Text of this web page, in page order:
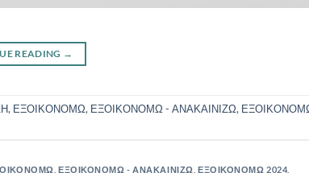
READING →
, ΕΞΟΙΚΟΝΟΜΩ, ΕΞΟΙΚΟΝΟΜΩ - ΑΝΑΚΑΙΝΙΖΩ,
ΕΞΟΙΚΟΝΟΜΩ - ΑΝΑΚΑΙΝΙΖΩ ΕΞΟΙΚΟΝΟΜΩ 2024,